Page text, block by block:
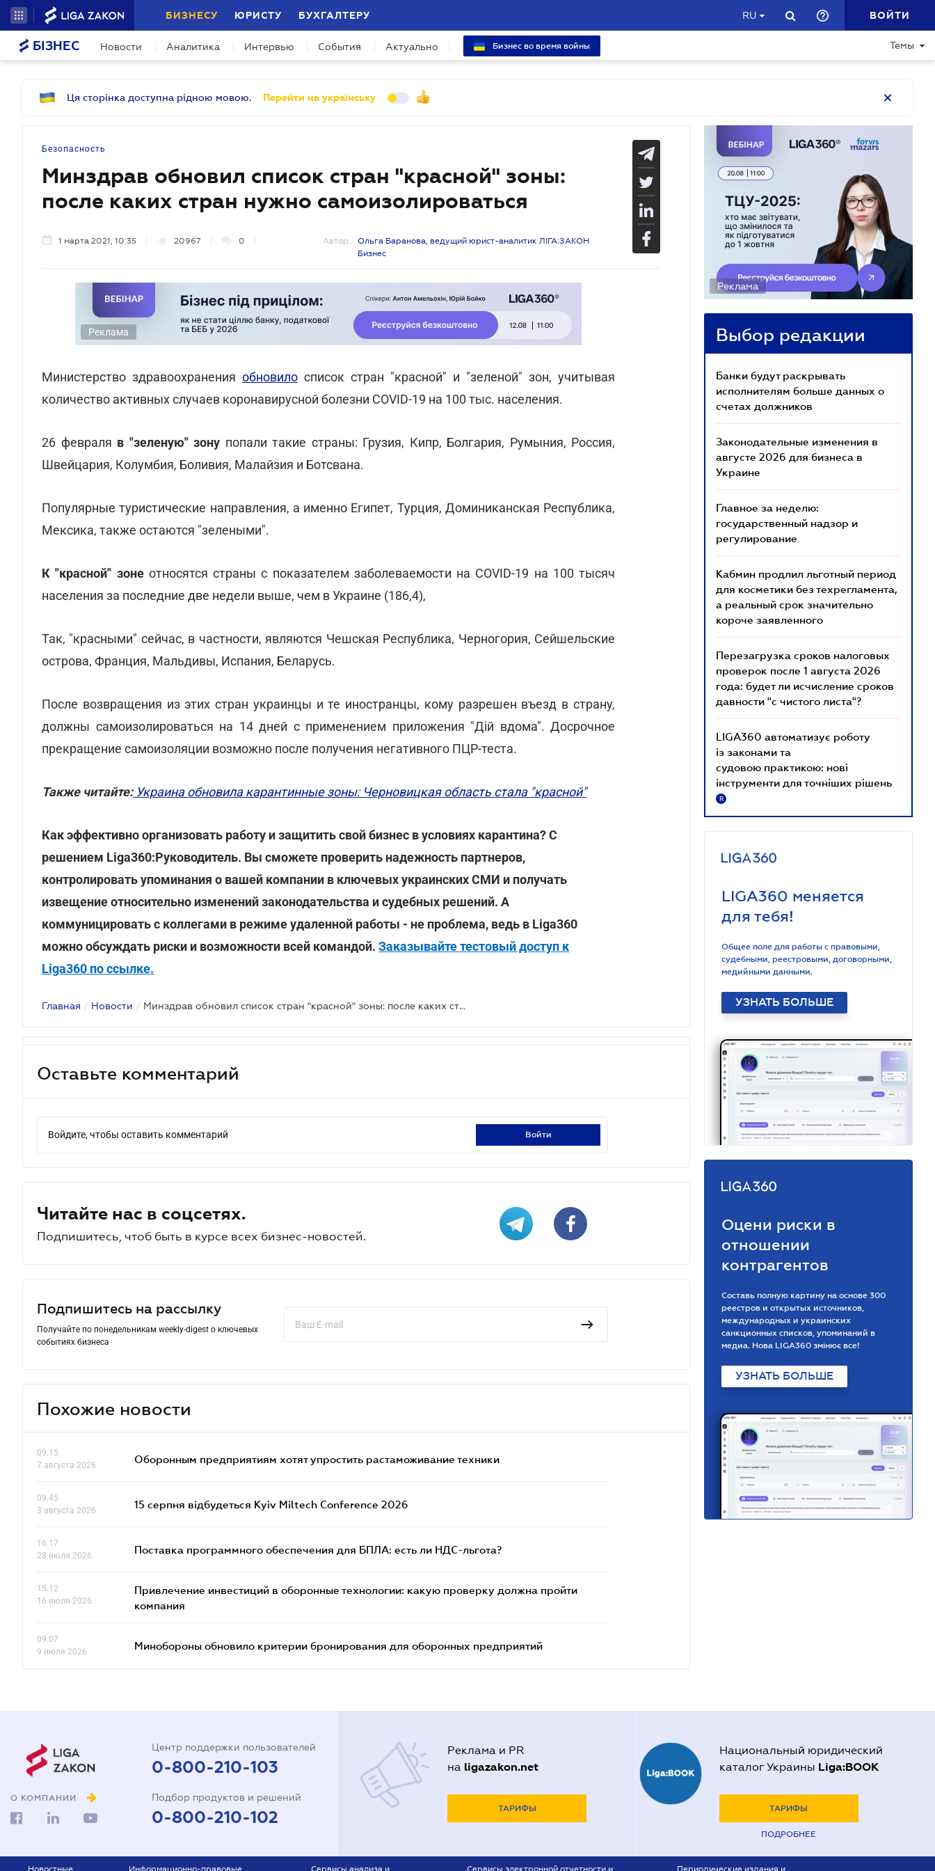
БИЗНЕСУ ЮРИСТУ БУХГАЛТЕРУ RU ВОЙТИ
БІЗНЕС Новости Аналитика Интервью События Актуально Бизнес во время войны Темы
Ця сторінка доступна рідною мовою. Перейти на українську
Безопасность
Минздрав обновил список стран "красной" зоны:
после каких стран нужно самоизолироваться
1 марта 2021, 10:35 20967 0 Автор:
Ольга Баранова, ведущий юрист-аналитик ЛІГА:ЗАКОН
Бизнес
Реклама
Министерство здравоохранения обновило список стран "красной" и "зеленой" зон, учитывая
количество активных случаев коронавирусной болезни COVID-19 на 100 тыс. населения.
26 февраля в "зеленую" зону попали такие страны: Грузия, Кипр, Болгария, Румыния, Россия,
Швейцария, Колумбия, Боливия, Малайзия и Ботсвана.
Популярные туристические направления, а именно Египет, Турция, Доминиканская Республика,
Мексика, также остаются "зелеными".
К "красной" зоне относятся страны с показателем заболеваемости на COVID-19 на 100 тысяч
населения за последние две недели выше, чем в Украине (186,4),
Так, "красными" сейчас, в частности, являются Чешская Республика, Черногория, Сейшельские
острова, Франция, Мальдивы, Испания, Беларусь.
После возвращения из этих стран украинцы и те иностранцы, кому разрешен въезд в страну,
должны самоизолироваться на 14 дней с применением приложения "Дій вдома". Досрочное
прекращение самоизоляции возможно после получения негативного ПЦР-теста.
Также читайте:Украина обновила карантинные зоны: Черновицкая область стала "красной"
Как эффективно организовать работу и защитить свой бизнес в условиях карантина? С
решением Liga360:Руководитель. Вы сможете проверить надежность партнеров,
контролировать упоминания о вашей компании в ключевых украинских СМИ и получать
извещение относительно изменений законодательства и судебных решений. А
коммуницировать с коллегами в режиме удаленной работы - не проблема, ведь в Liga360
можно обсуждать риски и возможности всей командой. Заказывайте тестовый доступ к
Liga360 по ссылке.
Главная / Новости / Минздрав обновил список стран "красной" зоны: после каких стран нужно самоизолироваться
Оставьте комментарий
Войдите, чтобы оставить комментарий войти
Читайте нас в соцсетях.
Подпишитесь, чтоб быть в курсе всех бизнес-новостей.
Подпишитесь на рассылку
Получайте по понедельникам weekly-digest о ключевых
событиях бизнеса
Похожие новости
09.15
7 августа 2026
Оборонным предприятиям хотят упростить растаможивание техники
09.45
3 августа 2026
15 серпня відбудеться Kyiv Miltech Conference 2026
16.17
28 июля 2026
Поставка программного обеспечения для БПЛА: есть ли НДС-льгота?
15.12
16 июля 2026
Привлечение инвестиций в оборонные технологии: какую проверку должна пройти
компания
09.07
9 июля 2026
Минобороны обновило критерии бронирования для оборонных предприятий
Реклама
Выбор редакции
Банки будут раскрывать
исполнителям больше данных о
счетах должников
Законодательные изменения в
августе 2026 для бизнеса в
Украине
Главное за неделю:
государственный надзор и
регулирование
Кабмин продлил льготный период
для косметики без техрегламента,
а реальный срок значительно
короче заявленного
Перезагрузка сроков налоговых
проверок после 1 августа 2026
года: будет ли исчисление сроков
давности "с чистого листа"?
LIGA360 автоматизує роботу
із законами та
судовою практикою: нові
інструменти для точніших рішень
R
LIGA360 меняется
для тебя!
Общее поле для работы с правовыми,
судебными, реестровыми, договорными,
медийными данными.
УЗНАТЬ БОЛЬШЕ
Оцени риски в
отношении
контрагентов
Составь полную картину на основе 300
реестров и открытых источников,
международных и украинских
санкционных списков, упоминаний в
медиа. Нова LIGA360 змінює все!
УЗНАТЬ БОЛЬШЕ
О КОМПАНИИ
Центр поддержки пользователей
0-800-210-103
Подбор продуктов и решений
0-800-210-102
Реклама и PR
на ligazakon.net
ТАРИФЫ
Национальный юридический
каталог Украины Liga:BOOK
ТАРИФЫ
ПОДРОБНЕЕ
Новостные Информационно-правовые Сервисы анализа и Сервисы электронной отчетности и Периодические издания и